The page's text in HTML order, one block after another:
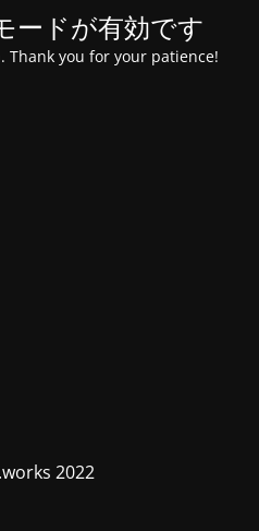
ードが有効です
Thank you for your patience!
2022